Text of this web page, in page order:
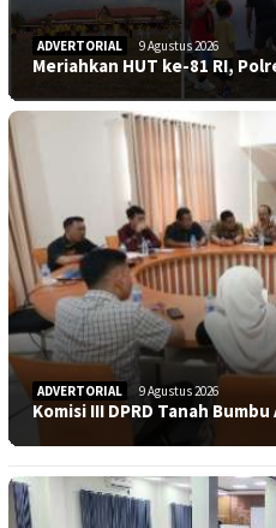
ADVERTORIAL 9 Agustus 2026
Meriahkan HUT ke-81 RI,
ADVERTORIAL 9 Agustus 2026
Komisi III DPRD Tanah